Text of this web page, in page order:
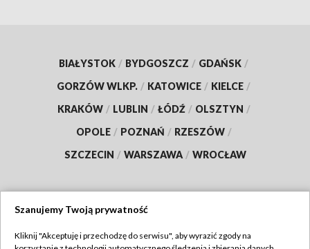
BIAŁYSTOK / BYDGOSZCZ / GDAŃSK /
GORZÓW WLKP. / KATOWICE / KIELCE /
KRAKÓW / LUBLIN / ŁÓDŹ / OLSZTYN /
OPOLE / POZNAŃ / RZESZÓW /
SZCZECIN / WARSZAWA / WROCŁAW
Szanujemy Twoją prywatność
Kliknij "Akceptuję i przechodzę do serwisu", aby wyrazić zgody na